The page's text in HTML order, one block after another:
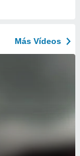
Más Vídeos